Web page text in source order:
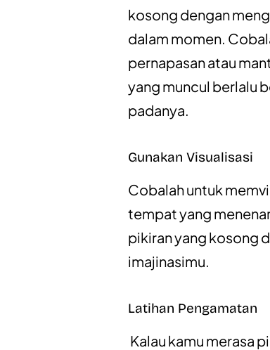
kosong dengan
dalam momen.
pernapasan atau
yang muncul berlalu
padanya.
Gunakan Visualisasi
Cobalah untuk
tempat yang
pikiran yang kosong
imajinasimu.
Latihan Pengamatan
Kalau kamu merasa